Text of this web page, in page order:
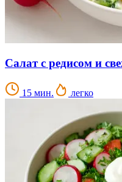
Салат с редисом и
15 мин. легко